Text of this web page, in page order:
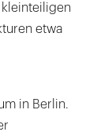
etwa
in Berlin.